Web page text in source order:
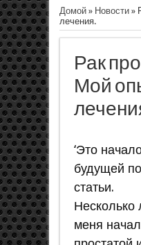
Домой» Новости»
лечения.
Рак
Мой
‘Это
будущей
статьи.
Несколько
меня